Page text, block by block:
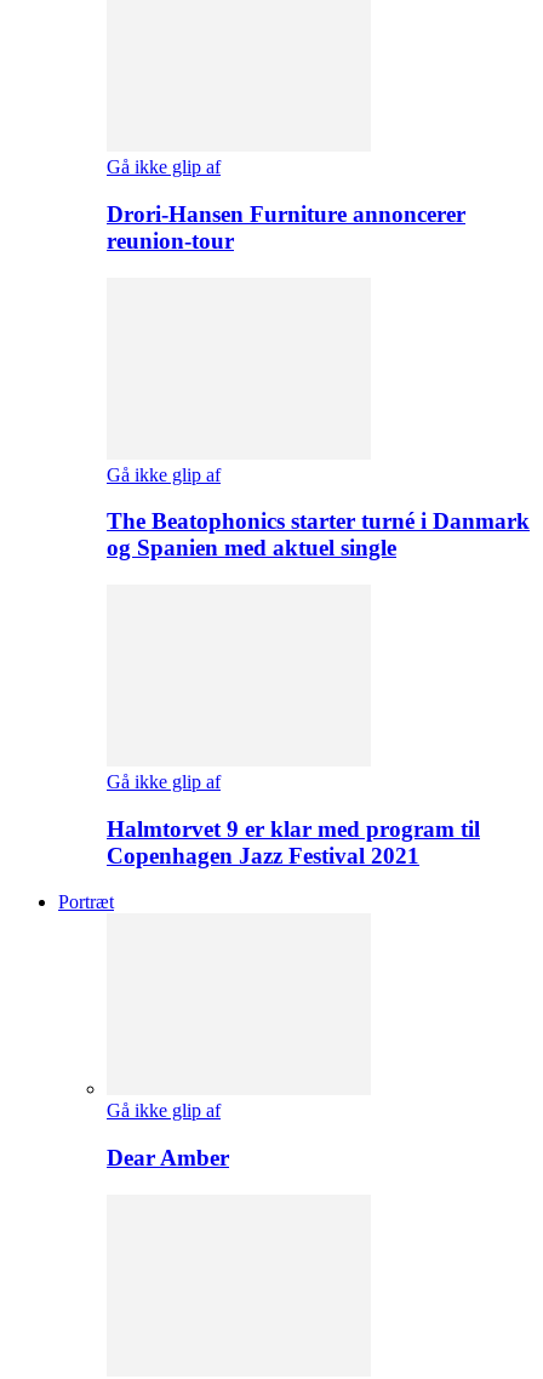
Gå ikke glip af
Drori-Hansen Furniture annoncerer
reunion-tour
Gå ikke glip af
The Beatophonics starter turné i Danmark
og Spanien med aktuel single
Gå ikke glip af
Halmtorvet 9 er klar med program til
Copenhagen Jazz Festival 2021
Portræt
Gå ikke glip af
Dear Amber